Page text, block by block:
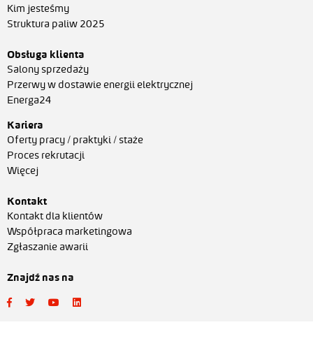
Kim jesteśmy
Struktura paliw 2025
Obsługa klienta
Salony sprzedaży
Przerwy w dostawie energii elektrycznej
Energa24
Kariera
Oferty pracy / praktyki / staże
Proces rekrutacji
Więcej
Kontakt
Kontakt dla klientów
Współpraca marketingowa
Zgłaszanie awarii
Znajdź nas na